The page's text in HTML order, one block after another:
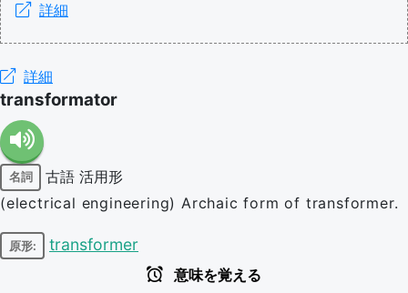
詳細
詳細
transformator
名詞 古語 活用形
(electrical engineering) Archaic form of transformer.
原形: transformer
意味を覚える